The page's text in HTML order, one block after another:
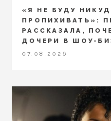
«Я НЕ БУДУ
ПРОПИХИВАТЬ»:
РАССКАЗАЛА,
ДОЧЕРИ В ШОУ-
07.08.2026